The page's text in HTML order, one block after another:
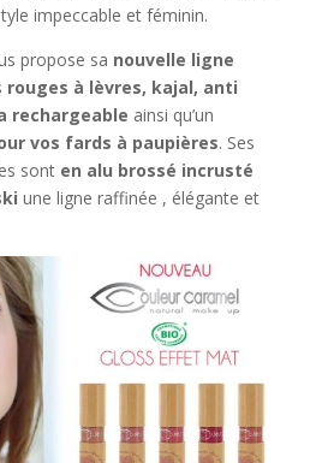
impeccable et féminin.
propose sa nouvelle ligne
rouges à lèvres, kajal, anti
rechargeable ainsi qu’un
vos fards à paupières. Ses
sont en alu brossé incrusté
une ligne raffinée , élégante et